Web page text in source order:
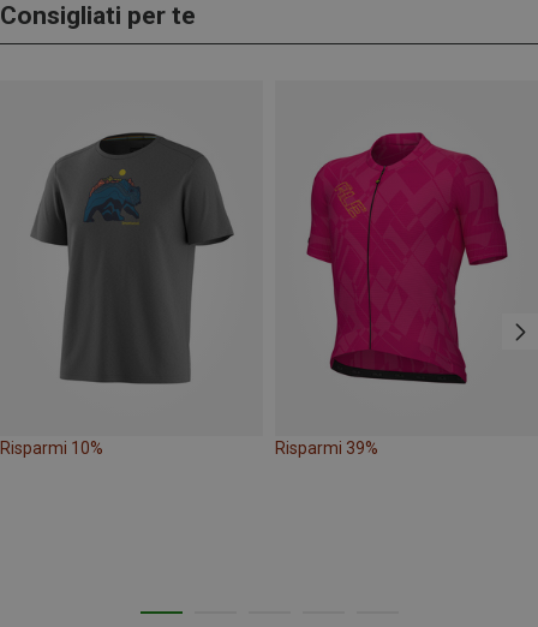
Consigliati per te
Risparmi 10% Risparmi 39%